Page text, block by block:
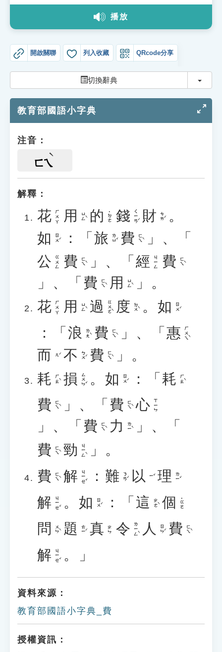
教學應用
貓頭鷹博士
播放
開啟關聯 列入收藏 QRcode分享
切換辭典 切換
教育部國語小字典
注音：
ㄈㄟ
解釋：
花 ㄏㄨㄚ 用 ㄩㄥˋ 的 ˙ㄉㄜ 錢 ㄑㄧㄢˊ 財 ㄘㄞˊ 。
如 ㄖㄨˊ ：「 旅 ㄌㄩˇ 費 ㄈㄟˋ
」、「
公 ㄍㄨㄥ 費 ㄈㄟˋ 」、「 經 ㄐㄧㄥ 費 ㄈㄟˋ
」、「 費 ㄈㄟˋ 用 ㄩㄥˋ
」。
花 ㄏㄨㄚ 用 ㄩㄥˋ 過 ㄍㄨㄛˋ 度 ㄉㄨˋ 。 如 ㄖㄨˊ
：「 浪 ㄌㄤˋ 費 ㄈㄟˋ 」、「 惠 ㄏㄨㄟˋ
而 ㄦˊ 不 ㄅㄨˊ 費 ㄈㄟˋ
」。
耗 ㄏㄠˋ 損 ㄙㄨㄣˇ 。 如 ㄖㄨˊ ：「 耗 ㄏㄠˋ
費 ㄈㄟˋ 」、「 費 ㄈㄟˋ 心 ㄒㄧㄣ
」、「 費 ㄈㄟˋ 力 ㄌㄧˋ
」、「
費 ㄈㄟˋ 勁 ㄐㄧㄥˋ
」。
費 ㄈㄟˋ 解 ㄐㄧㄝˇ ： 難 ㄋㄢˊ 以 ㄧˇ 理 ㄌㄧˇ
解 ㄐㄧㄝˇ 。 如 ㄖㄨˊ ：「 這 ㄓㄜˋ 個 ˙ㄍㄜ
問 ㄨㄣˋ 題 ㄊㄧˊ 真 ㄓㄣ 令 ㄌㄧㄥˋ 人 ㄖㄣˊ 費 ㄈㄟˋ
解 ㄐㄧㄝˇ 。」
資料來源：
教育部國語小字典_費
授權資訊：